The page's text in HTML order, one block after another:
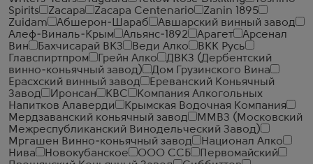
Spirits
Zacapa Zacapa Centenario
Zanin 1895
Zuidam
Абшерон-Шараб
Авшарский винный завод
Алеф-Виналь-Крым
Альянс-1892 Арагет
Арсенал
Вин
Бахчисарай ВКЗ Веди Алко
ВКК Русь
Главспиртпром
Грейн Алко
ДВКЗ (Дербентский
винно-коньячный завод)
Дом Грузинского Вина
Ерасхский винный завод
Ереванский Коньячный
Завод
Иронсан КВС
Компания Алкогольных
Напитков Алаверди
Крымская Водочная Компания
Мердзаванский коньячный завод
ММВЗ (Московский
Межреспубликанский Винодельческий Завод)
Мргашен Винно-коньячный завод
Национал Алко
Нива
Новокубанское ООО ССБ
Первомайский